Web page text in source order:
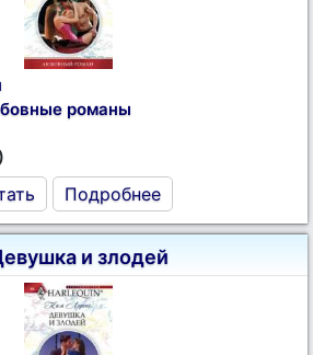
романы
Подробнее
и злодей